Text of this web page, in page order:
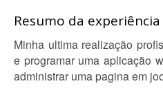
Resumo da
Minha ultima realização
e programar uma aplicação
administrar uma pagina em